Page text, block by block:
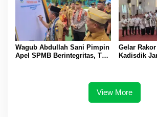
Wagub Abdullah Sani Pimpin
Apel SPMB Berintegritas, Tak
Gelar
Kadisdik
View More